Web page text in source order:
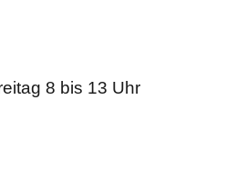
8 bis 13 Uhr